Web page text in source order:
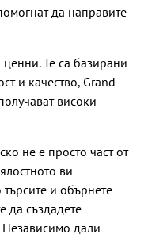
да направите
Те са базирани
и качество, Grand
високи
не е просто част от
ви
и обърнете
да създадете
дали